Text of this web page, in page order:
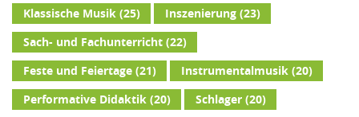
Klassische Musik(25) Inszenierung(23)
Sach- und Fachunterricht(22)
Feste und Feiertage(21) Instrumentalmusik(20)
Performative Didaktik(20) Schlager(20)